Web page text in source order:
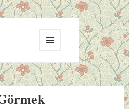
VE
BILEŞENLER